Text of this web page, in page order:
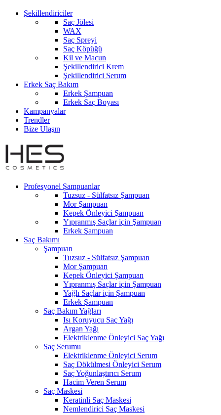
Şekillendiriciler
Saç Jölesi
WAX
Saç Spreyi
Saç Köpüğü
Kil ve Macun
Şekillendirici Krem
Şekillendirici Serum
Erkek Saç Bakım
Erkek Şampuan
Erkek Saç Boyası
Kampanyalar
Trendler
Bize Ulaşın
Profesyonel Şampuanlar
Tuzsuz - Sülfatsız Şampuan
Mor Şampuan
Kepek Önleyici Şampuan
Yıpranmış Saçlar için Şampuan
Erkek Şampuan
Saç Bakımı
Şampuan
Tuzsuz - Sülfatsız Şampuan
Mor Şampuan
Kepek Önleyici Şampuan
Yıpranmış Saçlar için Şampuan
Yağlı Saçlar için Şampuan
Erkek Şampuan
Saç Bakım Yağları
Isı Koruyucu Saç Yağı
Argan Yağı
Elektriklenme Önleyici Saç Yağı
Saç Serumu
Elektriklenme Önleyici Serum
Saç Dökülmesi Önleyici Serum
Saç Yoğunlaştırıcı Serum
Hacim Veren Serum
Saç Maskesi
Keratinli Saç Maskesi
Nemlendirici Saç Maskesi